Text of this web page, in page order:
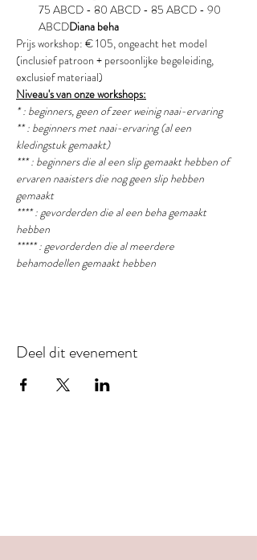
75 ABCD - 80 ABCD - 85 ABCD - 90
ABCDDiana beha
Prijs workshop: € 105, ongeacht het model
(inclusief patroon + persoonlijke begeleiding,
exclusief materiaal)
Niveau's van onze workshops:
* : beginners, geen of zeer weinig naai-ervaring
** : beginners met naai-ervaring (al een
kledingstuk gemaakt)
*** : beginners die al een slip gemaakt hebben of
ervaren naaisters die nog geen slip hebben
gemaakt
**** : gevorderden die al een beha gemaakt
hebben
***** : gevorderden die al meerdere
behamodellen gemaakt hebben
Deel dit evenement